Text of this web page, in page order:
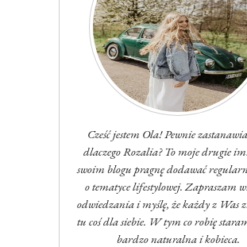
Cześć jestem Ola! Pewnie
dlaczego Rozalia? To moje drugie
swoim blogu pragnę dodawać
o tematyce lifestylowej. Zapraszam
odwiedzania i myślę, że każdy z Was
tu coś dla siebie. W tym co robię
bardzo naturalna i kobieca.